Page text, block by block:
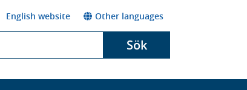
English website Other languages
Sök